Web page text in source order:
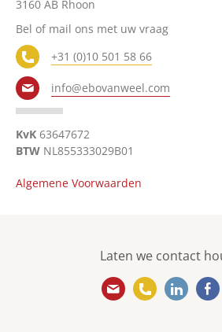
Over ons
Vacatures
Contact
English
3160 AB Rhoon
Bel of mail ons met uw vraag
+31 (0)10 501 58 66
info@ebovanweel.com
KvK 63647672
BTW NL855333029B01
Algemene Voorwaarden
Laten we contact
010 501